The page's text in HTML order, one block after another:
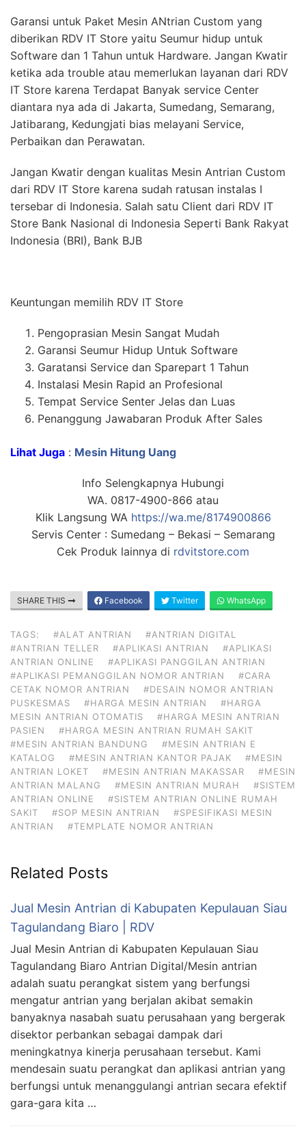
Garansi untuk Paket Mesin ANtrian Custom yang
diberikan RDV IT Store yaitu Seumur hidup untuk
Software dan 1 Tahun untuk Hardware. Jangan Kwatir
ketika ada trouble atau memerlukan layanan dari RDV
IT Store karena Terdapat Banyak service Center
diantara nya ada di Jakarta, Sumedang, Semarang,
Jatibarang, Kedungjati bias melayani Service,
Perbaikan dan Perawatan.
Jangan Kwatir dengan kualitas Mesin Antrian Custom
dari RDV IT Store karena sudah ratusan instalas I
tersebar di Indonesia. Salah satu Client dari RDV IT
Store Bank Nasional di Indonesia Seperti Bank Rakyat
Indonesia (BRI), Bank BJB
Keuntungan memilih RDV IT Store
Pengoprasian Mesin Sangat Mudah
Garansi Seumur Hidup Untuk Software
Garatansi Service dan Sparepart 1 Tahun
Instalasi Mesin Rapid an Profesional
Tempat Service Senter Jelas dan Luas
Penanggung Jawabaran Produk After Sales
Lihat Juga : Mesin Hitung Uang
Info Selengkapnya Hubungi
WA. 0817-4900-866 atau
Klik Langsung WA https://wa.me/8174900866
Servis Center : Sumedang – Bekasi – Semarang
Cek Produk lainnya di rdvitstore.com
SHARE THIS Facebook Twitter WhatsApp
TAGS: #ALAT ANTRIAN
#ANTRIAN DIGITAL
#ANTRIAN TELLER
#APLIKASI ANTRIAN
#APLIKASI
ANTRIAN ONLINE
#APLIKASI PANGGILAN ANTRIAN
#APLIKASI PEMANGGILAN NOMOR ANTRIAN
#CARA
CETAK NOMOR ANTRIAN
#DESAIN NOMOR ANTRIAN
PUSKESMAS
#HARGA MESIN ANTRIAN
#HARGA
MESIN ANTRIAN OTOMATIS
#HARGA MESIN ANTRIAN
PASIEN
#HARGA MESIN ANTRIAN RUMAH SAKIT
#MESIN ANTRIAN BANDUNG
#MESIN ANTRIAN E
KATALOG
#MESIN ANTRIAN KANTOR PAJAK
#MESIN
ANTRIAN LOKET
#MESIN ANTRIAN MAKASSAR
#MESIN
ANTRIAN MALANG
#MESIN ANTRIAN MURAH
#SISTEM
ANTRIAN ONLINE
#SISTEM ANTRIAN ONLINE RUMAH
SAKIT
#SOP MESIN ANTRIAN
#SPESIFIKASI MESIN
ANTRIAN
#TEMPLATE NOMOR ANTRIAN
Related Posts
Jual Mesin Antrian di Kabupaten Kepulauan Siau
Tagulandang Biaro | RDV
Jual Mesin Antrian di Kabupaten Kepulauan Siau
Tagulandang Biaro Antrian Digital/Mesin antrian
adalah suatu perangkat sistem yang berfungsi
mengatur antrian yang berjalan akibat semakin
banyaknya nasabah suatu perusahaan yang bergerak
disektor perbankan sebagai dampak dari
meningkatnya kinerja perusahaan tersebut. Kami
mendesain suatu perangkat dan aplikasi antrian yang
berfungsi untuk menanggulangi antrian secara efektif
gara-gara kita …